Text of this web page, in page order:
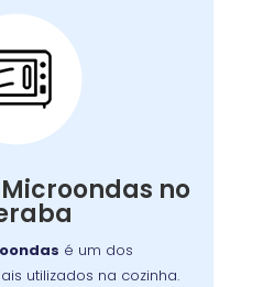
no
é um dos
utilizados na cozinha.
de
problemas como
para consertá-lo com
sua funcionalidade no